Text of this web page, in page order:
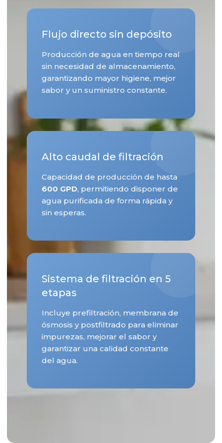
Flujo directo sin depósito
Producción de agua en tiempo real
sin necesidad de almacenamiento,
garantizando mayor higiene, mejor
sabor y un suministro constante.
Alto caudal de filtración
Capacidad de producción de hasta
600 GPD, permitiendo disponer de
agua purificada de forma rápida y
sin esperas.
Sistema de filtración en 5
etapas
Incluye prefiltración, membrana de
ósmosis y postfiltrado para eliminar
impurezas, mejorar el sabor y
garantizar una calidad constante
del agua.